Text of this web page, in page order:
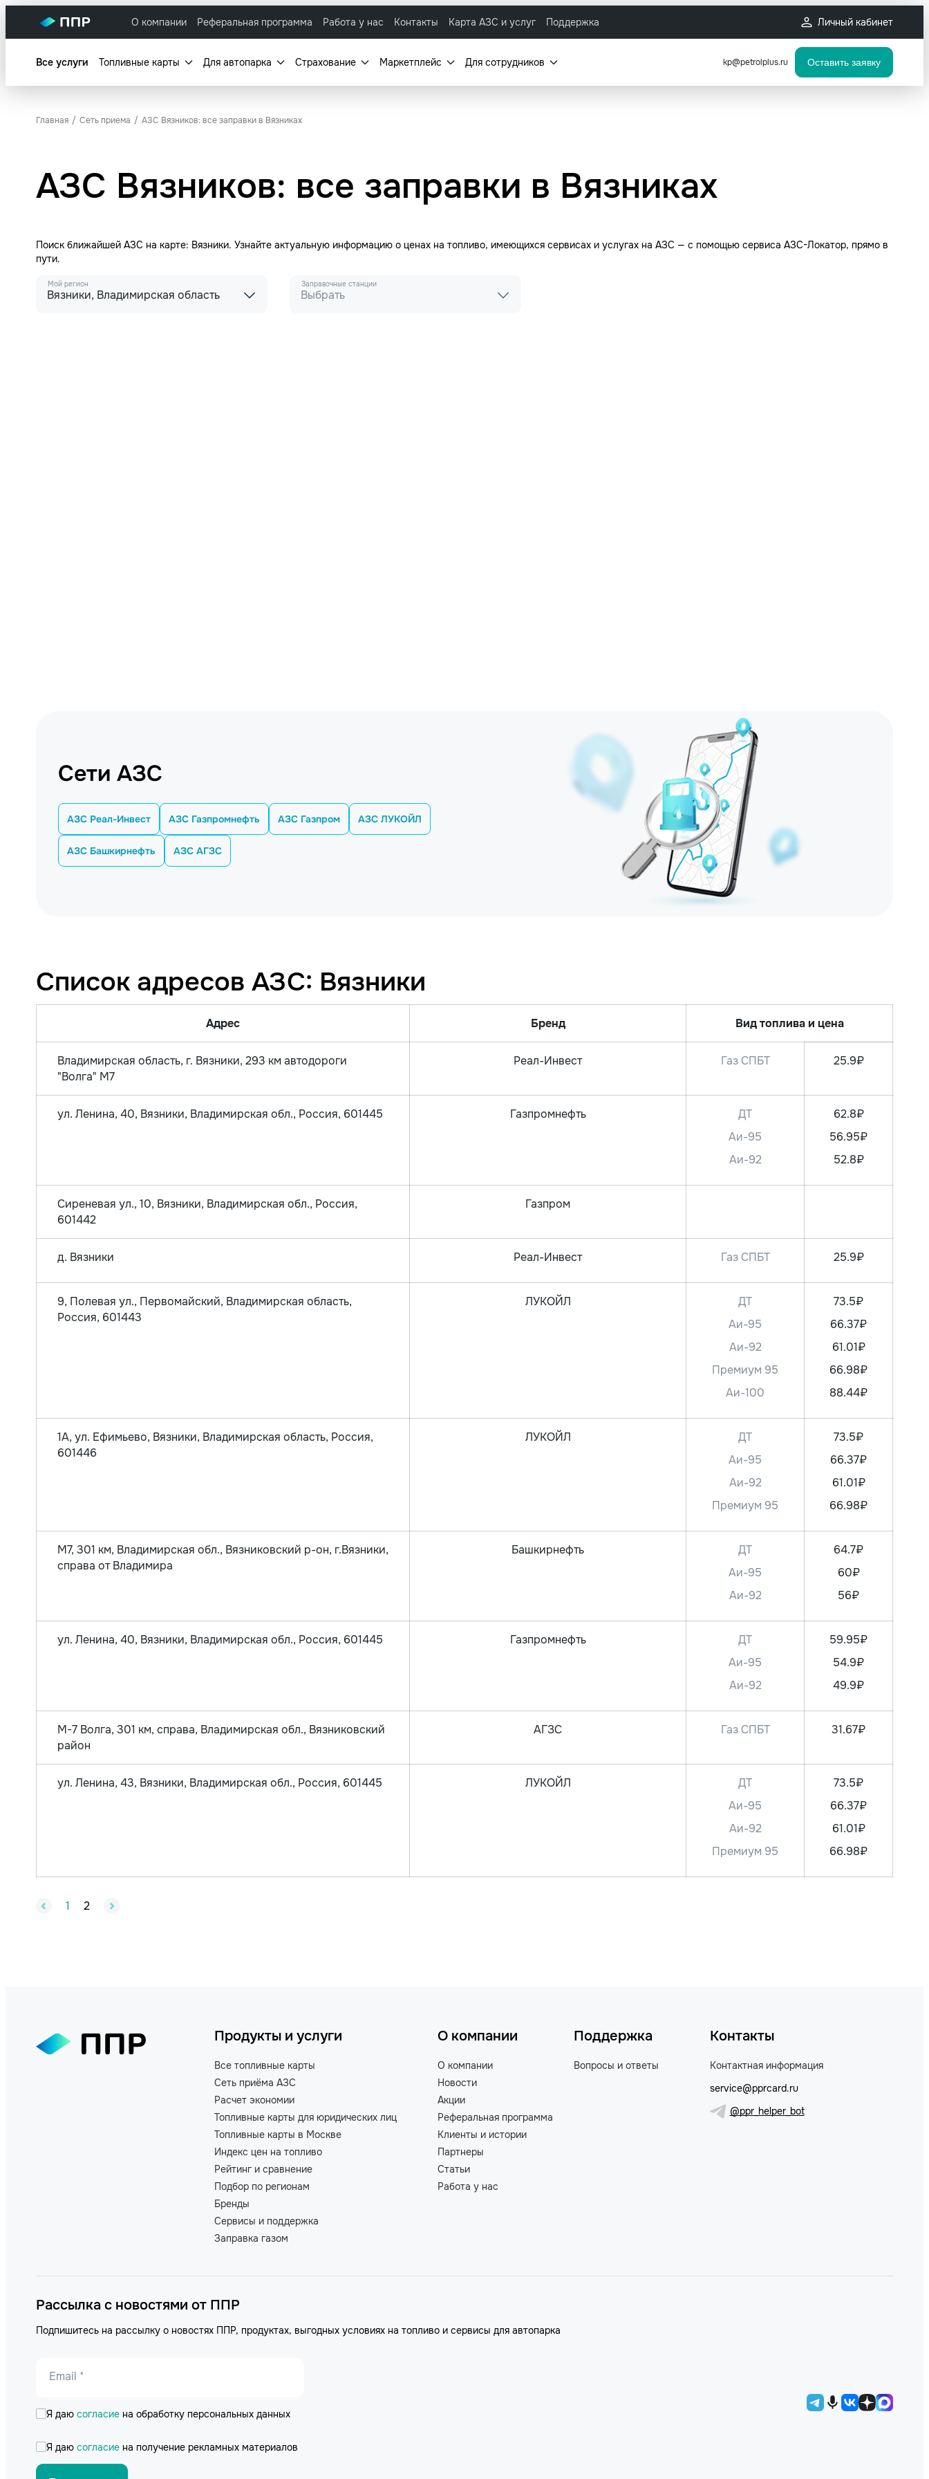
О компании Реферальная программа Работа у нас Контакты Карта АЗС и услуг Поддержка Личный кабинет
Все услуги Топливные карты Для автопарка Страхование Маркетплейс Для сотрудников kp@petrolplus.ru Оставить заявку
Главная Сеть приема АЗС Вязников: все заправки в Вязниках
АЗС Вязников: все заправки в Вязниках
Поиск ближайшей АЗС на карте: Вязники. Узнайте актуальную информацию о ценах на топливо, имеющихся сервисах и услугах на АЗС — с помощью сервиса АЗС-Локатор, прямо в
пути.
Мой регион
Вязники, Владимирская область
Заправочные станции
Выбрать
Сети АЗС
АЗС Реал-Инвест АЗС Газпромнефть АЗС Газпром АЗС ЛУКОЙЛ
АЗС Башкирнефть АЗС АГЗС
Список адресов АЗС: Вязники
Адрес Бренд Вид топлива и цена
Владимирская область, г. Вязники, 293 км автодороги
"Волга" М7
Реал-Инвест Газ СПБТ 25.9₽
ул. Ленина, 40, Вязники, Владимирская обл., Россия, 601445 Газпромнефть
ДТ
Аи-95
Аи-92
62.8₽
56.95₽
52.8₽
Сиреневая ул., 10, Вязники, Владимирская обл., Россия,
601442
Газпром
д. Вязники Реал-Инвест Газ СПБТ 25.9₽
9, Полевая ул., Первомайский, Владимирская область,
Россия, 601443
ЛУКОЙЛ
ДТ
Аи-95
Аи-92
Премиум 95
Аи-100
73.5₽
66.37₽
61.01₽
66.98₽
88.44₽
1А, ул. Ефимьево, Вязники, Владимирская область, Россия,
601446
ЛУКОЙЛ
ДТ
Аи-95
Аи-92
Премиум 95
73.5₽
66.37₽
61.01₽
66.98₽
М7, 301 км, Владимирская обл., Вязниковский р-он, г.Вязники,
справа от Владимира
Башкирнефть
ДТ
Аи-95
Аи-92
64.7₽
60₽
56₽
ул. Ленина, 40, Вязники, Владимирская обл., Россия, 601445 Газпромнефть
ДТ
Аи-95
Аи-92
59.95₽
54.9₽
49.9₽
М-7 Волга, 301 км, справа, Владимирская обл., Вязниковский
район
АГЗС Газ СПБТ 31.67₽
ул. Ленина, 43, Вязники, Владимирская обл., Россия, 601445 ЛУКОЙЛ
ДТ
Аи-95
Аи-92
Премиум 95
73.5₽
66.37₽
61.01₽
66.98₽
1 2
Продукты и услуги
Все топливные карты
Сеть приёма АЗС
Расчет экономии
Топливные карты для юридических лиц
Топливные карты в Москве
Индекс цен на топливо
Рейтинг и сравнение
Подбор по регионам
Бренды
Сервисы и поддержка
Заправка газом
О компании
О компании
Новости
Акции
Реферальная программа
Клиенты и истории
Партнеры
Статьи
Работа у нас
Поддержка
Вопросы и ответы
Контакты
Контактная информация
service@pprcard.ru
@ppr_helper_bot
Рассылка с новостями от ППР
Подпишитесь на рассылку о новостях ППР, продуктах, выгодных условиях на топливо и сервисы для автопарка
Email *
Я даю согласие на обработку персональных данных
Я даю согласие на получение рекламных материалов